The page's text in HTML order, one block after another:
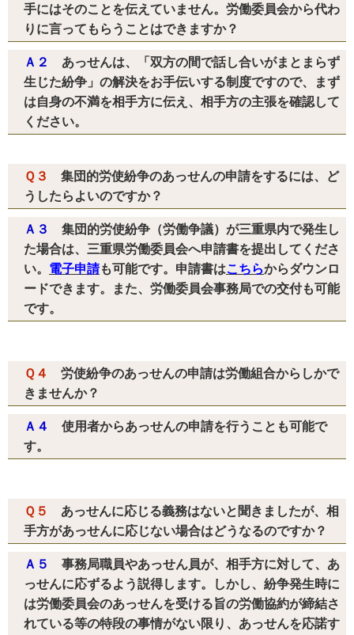
手にはそのことを伝えていません。労働委員会から代わ
りに言ってもらうことはできますか？
Ａ２
あっせんは、「双方の間で話し合いがまとまらず
生じた紛争」の解決をお手伝いする制度ですので、まず
は自身の不満を相手方に伝え、相手方の主張を確認して
ください。
Ｑ３
集団的労使紛争のあっせんの申請をするには、ど
うしたらよいのですか？
Ａ３
集団的労使紛争（労働争議）が三重県内で発生し
た場合は、三重県労働委員会へ申請書を提出してくださ
い。 電子申請も可能です。申請書はこちらからダウンロ
ードできます。また、労働委員会事務局での交付も可能
です。
Ｑ４
労使紛争のあっせんの申請は労働組合からしかで
きませんか？
Ａ４
使用者からあっせんの申請を行うことも可能で
す。
Ｑ５
あっせんに応じる義務はないと聞きましたが、相
手方があっせんに応じない場合はどうなるのですか？
Ａ５
事務局職員やあっせん員が、相手方に対して、あ
っせんに応ずるよう説得します。しかし、紛争発生時に
は労働委員会のあっせんを受ける旨の労働協約が締結さ
れている等の特段の事情がない限り、あっせんを応諾す